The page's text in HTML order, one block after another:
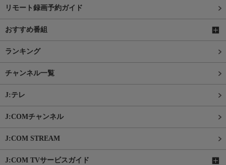
リモート録画予約ガイド
おすすめ番組
ランキング
チャンネル一覧
J:テレ
J:COMチャンネル
J:COM STREAM
J:COM TVサービスガイド